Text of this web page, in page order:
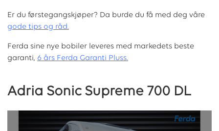
Er du førstegangskjøper? Da burde du få med deg våre
gode tips og råd.
Ferda sine nye bobiler leveres med markedets beste
garanti, 6 års Ferda Garanti Pluss.
Adria Sonic Supreme 700 DL